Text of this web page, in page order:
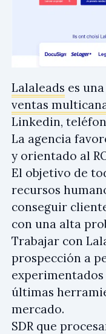
Lalaleads es
ventas
Linkedin,
La agencia
y orientado al
El objetivo de
recursos
conseguir
con una alta
Trabajar con
prospección a
experimentados
últimas
mercado.
SDR que